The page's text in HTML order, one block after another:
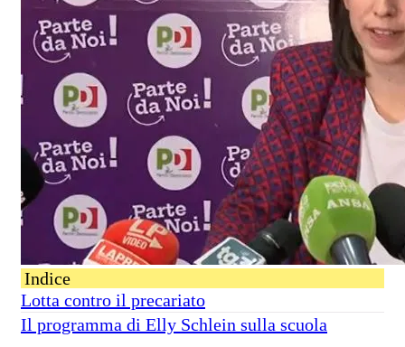
Indice
Lotta contro il precariato
Il programma di Elly Schlein sulla scuola